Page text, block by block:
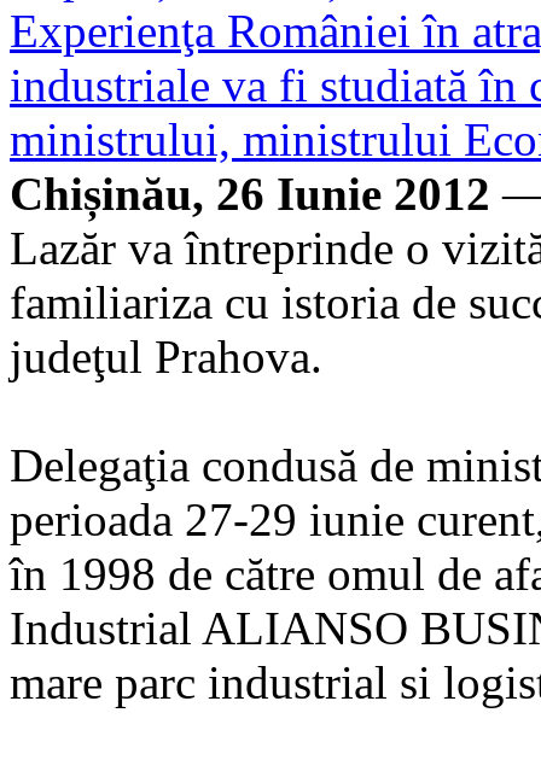
Experienţa României în
industriale va fi studiată în
ministrului, ministrului
Chișinău, 26 Iunie 2012 —
Lazăr va întreprinde o
familiariza cu istoria de
judeţul Prahova.
Delegaţia condusă de
perioada 27-29 iunie
în 1998 de către omul de
Industrial ALIANSO
mare parc industrial si